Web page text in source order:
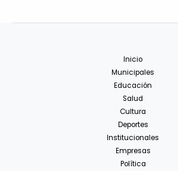
Inicio
Municipales
Educación
Salud
Cultura
Deportes
Institucionales
Empresas
Política